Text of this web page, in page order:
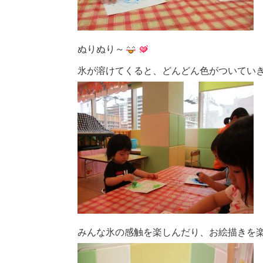
ぬりぬり～
氷が溶けてくると、どんどん色がついてい
みんな氷の感触を楽しんだり、お絵描きを